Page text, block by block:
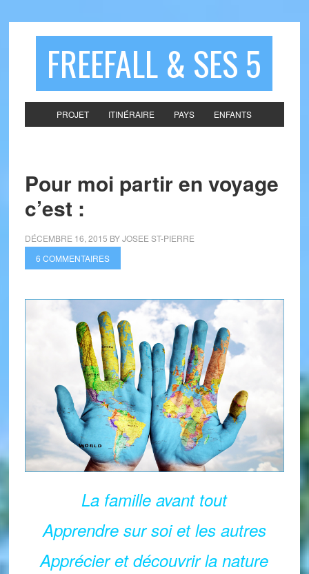
FREEFALL & SES 5
PROJET ITINÉRAIRE PAYS ENFANTS
Pour moi partir en voyage
c’est :
DÉCEMBRE 16, 2015 BYJOSEE ST-PIERRE
6 COMMENTAIRES
La famille avant tout
Apprendre sur soi et les autres
Apprécier et découvrir la nature